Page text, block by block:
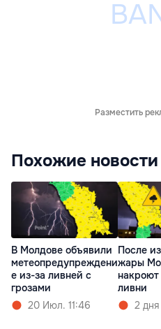
Разместить
Похожие новости
В Молдове объявили
метеопредупреждени
е из-за ливней с
грозами
20 Июл. 11:46
После
жары
накроют
ливни
2